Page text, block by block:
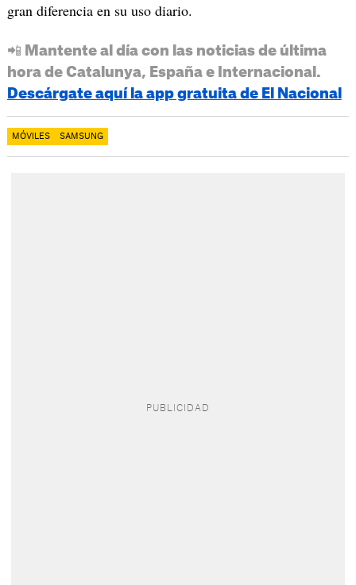
gran diferencia en su uso diario.
📲 Mantente al día con las noticias de última
hora de Catalunya, España e Internacional.
Descárgate aquí la app gratuita de El Nacional
MÓVILES SAMSUNG